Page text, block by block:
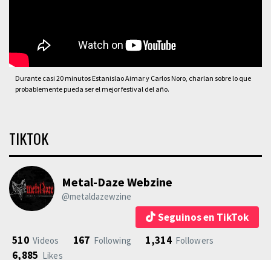
Durante casi 20 minutos Estanislao Aimar y Carlos Noro, charlan sobre lo que
probablemente pueda ser el mejor festival del año.
TIKTOK
Metal-Daze Webzine
@metaldazewzine
Seguinos en TikTok
510 Videos 167 Following 1,314 Followers
6,885 Likes